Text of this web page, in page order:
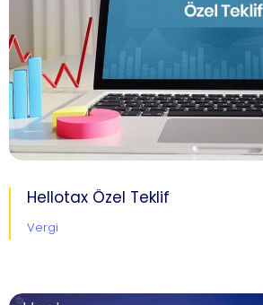
Hellotax Özel Teklif
Vergi